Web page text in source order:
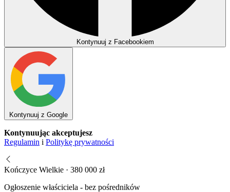
Kontynuuj z Facebookiem
Kontynuuj z Google
Kontynuując akceptujesz
Regulamin i Politykę prywatności
Kończyce Wielkie · 380 000 zł
Ogłoszenie właściciela - bez pośredników